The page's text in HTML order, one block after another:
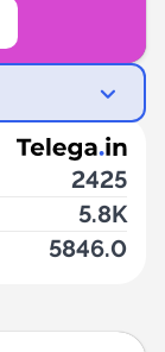
2425
5.8K
5846.0